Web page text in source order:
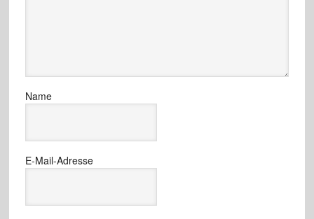
Name
E-Mail-Adresse